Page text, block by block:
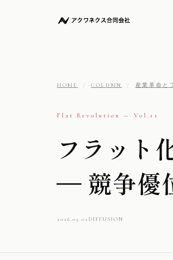
HOME / COLUMN / 産業革命と
Flat Revolution — Vol.11
フラット
— 競争優
2026.05.02 DIFFUSION